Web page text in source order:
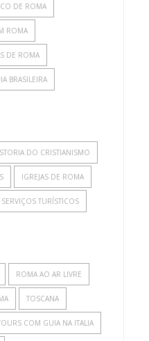
DE ROMA
ROMA
DE ROMA
BRASILEIRA
DO CRISTIANISMO
IGREJAS DE ROMA
SERVIÇOS TURÍSTICOS
ROMA AO AR LIVRE
TOSCANA
COM GUIA NA ITALIA